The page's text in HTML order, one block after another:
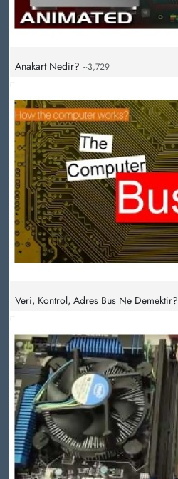
Anakart Nedir? ~3,729
Veri, Kontrol, Adres Bus Ne Demektir?